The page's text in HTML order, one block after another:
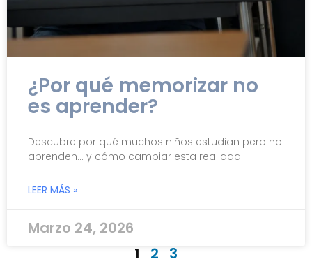
¿Por qué memorizar no
es aprender?
Descubre por qué muchos niños estudian pero no
aprenden… y cómo cambiar esta realidad.
LEER MÁS »
Marzo 24, 2026
1
2 3